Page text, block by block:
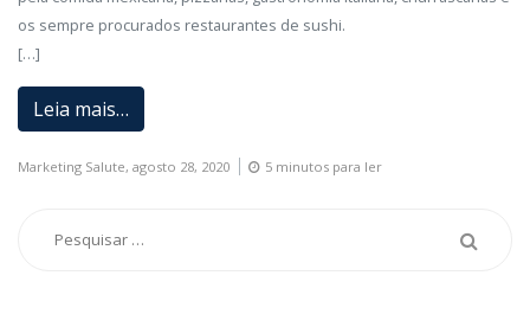
os sempre procurados restaurantes de sushi.
[…]
Leia mais…
Marketing Salute, agosto 28, 2020 5 minutos para ler